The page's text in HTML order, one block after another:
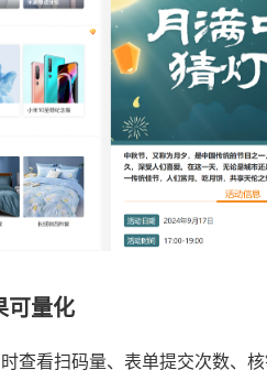
可量化
查看扫码量、表单提交次数、